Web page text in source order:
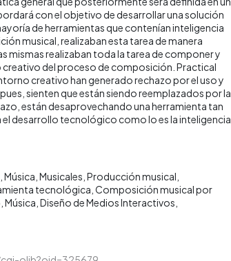
con el objetivo de desarrollar una solución
de herramientas que contenían inteligencia
musical, realizaban esta tarea de manera
mismas realizaban toda la tarea de componer y
del proceso de composición. Practical
creativo han generado rechazo por el uso y
sienten que están siendo reemplazados por la
están desaprovechando una herramienta tan
desarrollo tecnológico como lo es la inteligencia
Música Musicales Producción musical
tecnológica Composición musical por
Música Diseño de Medios Interactivos